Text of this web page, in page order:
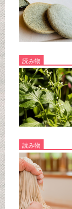
読み物
読み物